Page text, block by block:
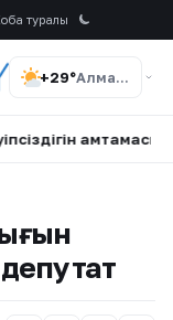
туралы
+29° Алматы
етіп жүр